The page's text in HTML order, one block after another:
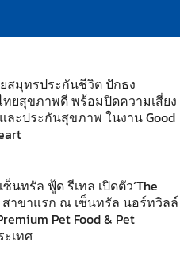
ยสมุทรประกันชีวิต ปักธง
ยสุขภาพดี พร้อมปิดความเสี่ยง
ละประกันสุขภาพ ในงาน Good
ซ็นทรัล ฟู้ด รีเทล เปิดตัว‘The
สาขาแรก ณ เซ็นทรัล นอร์ทวิลล์
Pet Food & Pet
เทศ